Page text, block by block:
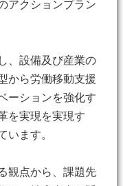
アクションプラン
、設備及び産業の
から労働移動支援
ーションを強化す
を実現を実現す
います。
観点から、課題先